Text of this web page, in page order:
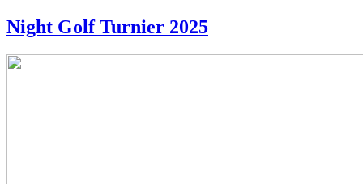
Night Golf Turnier 2025